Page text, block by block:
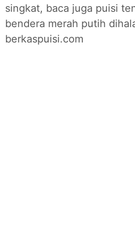
singkat, baca juga puisi
bendera merah putih
berkaspuisi.com